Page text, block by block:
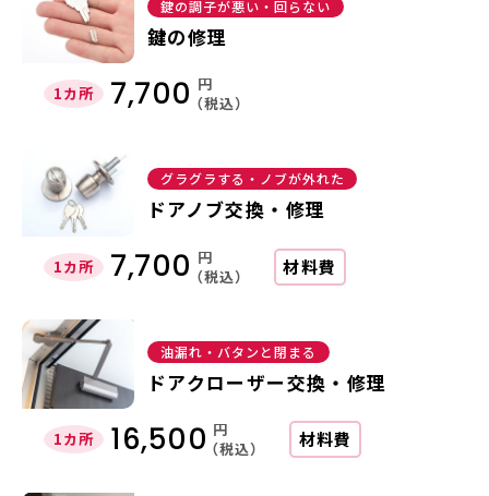
鍵の調子が悪い・回らない
鍵の修理
1カ所 7,700 円
（税込）
グラグラする・ノブが外れた
ドアノブ交換・修理
1カ所 7,700 円
（税込）
材料費
油漏れ・バタンと閉まる
ドアクローザー交換・修理
1カ所 16,500 円
（税込）
材料費